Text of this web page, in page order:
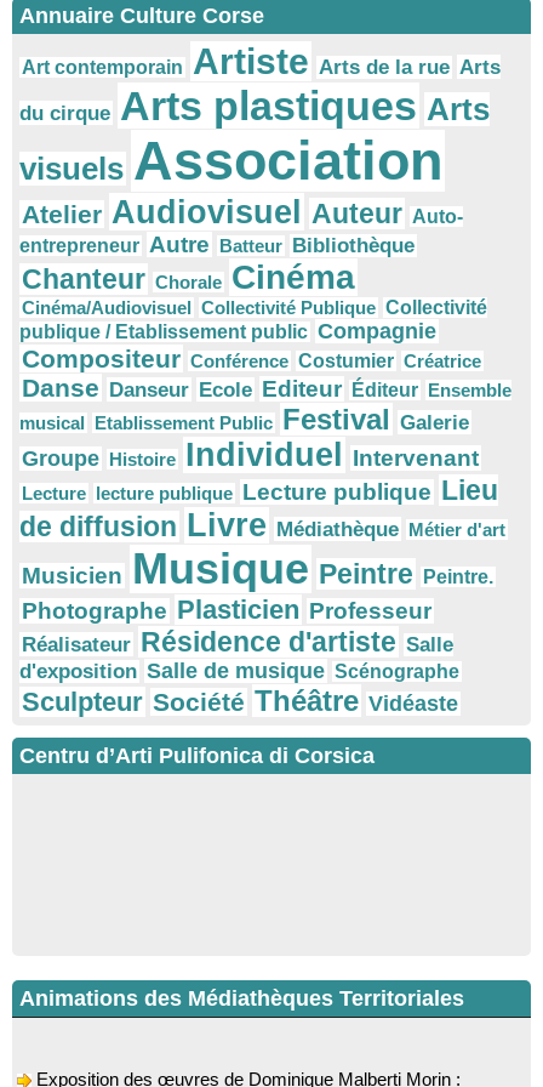
Annuaire Culture Corse
Art contemporain Artiste Arts de la rue Arts
du cirque Arts plastiques Arts
visuels Association
Atelier Audiovisuel Auteur Auto-
entrepreneur Autre Batteur Bibliothèque
Chanteur Chorale Cinéma
Cinéma/Audiovisuel Collectivité Publique Collectivité
publique / Etablissement public Compagnie
Compositeur Conférence Costumier Créatrice
Danse Danseur Ecole Editeur Éditeur Ensemble
musical Etablissement Public Festival Galerie
Groupe Histoire Individuel Intervenant
Lecture lecture publique Lecture publique Lieu
de diffusion Livre Médiathèque Métier d'art
Musicien Musique Peintre Peintre.
Photographe Plasticien Professeur
Réalisateur Résidence d'artiste Salle
d'exposition Salle de musique Scénographe
Sculpteur Société Théâtre Vidéaste
Centru d’Arti Pulifonica di Corsica
Animations des Médiathèques Territoriales